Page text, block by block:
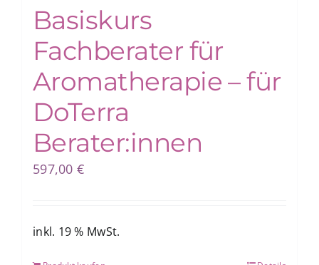
Basiskurs
Fachberater für
Aromatherapie – für
DoTerra
Berater:innen
597,00 €
inkl. 19 % MwSt.